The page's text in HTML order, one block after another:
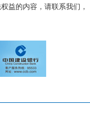
益的内容，请联系我们，